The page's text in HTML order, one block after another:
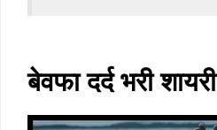
बेवफा दर्द भरी शायरी